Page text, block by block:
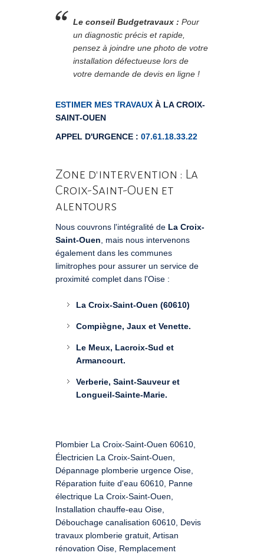
Le conseil Budgetravaux : Pour
un diagnostic précis et rapide,
pensez à joindre une photo de votre
installation défectueuse lors de
votre demande de devis en ligne !
ESTIMER MES TRAVAUX À LA CROIX-
SAINT-OUEN
APPEL D'URGENCE : 07.61.18.33.22
Zone d'intervention : La
Croix-Saint-Ouen et
alentours
Nous couvrons l'intégralité de La Croix-
Saint-Ouen, mais nous intervenons
également dans les communes
limitrophes pour assurer un service de
proximité complet dans l'Oise :
La Croix-Saint-Ouen (60610)
Compiègne, Jaux et Venette.
Le Meux, Lacroix-Sud et
Armancourt.
Verberie, Saint-Sauveur et
Longueil-Sainte-Marie.
Plombier La Croix-Saint-Ouen 60610,
Électricien La Croix-Saint-Ouen,
Dépannage plomberie urgence Oise,
Réparation fuite d'eau 60610, Panne
électrique La Croix-Saint-Ouen,
Installation chauffe-eau Oise,
Débouchage canalisation 60610, Devis
travaux plomberie gratuit, Artisan
rénovation Oise, Remplacement